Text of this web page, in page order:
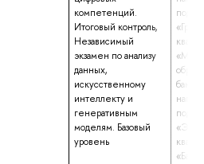
компетенций.
Итоговый контроль,
Независимый
экзамен по анализу
данных,
искусственному
интеллекту и
генеративным
моделям. Базовый
уровень